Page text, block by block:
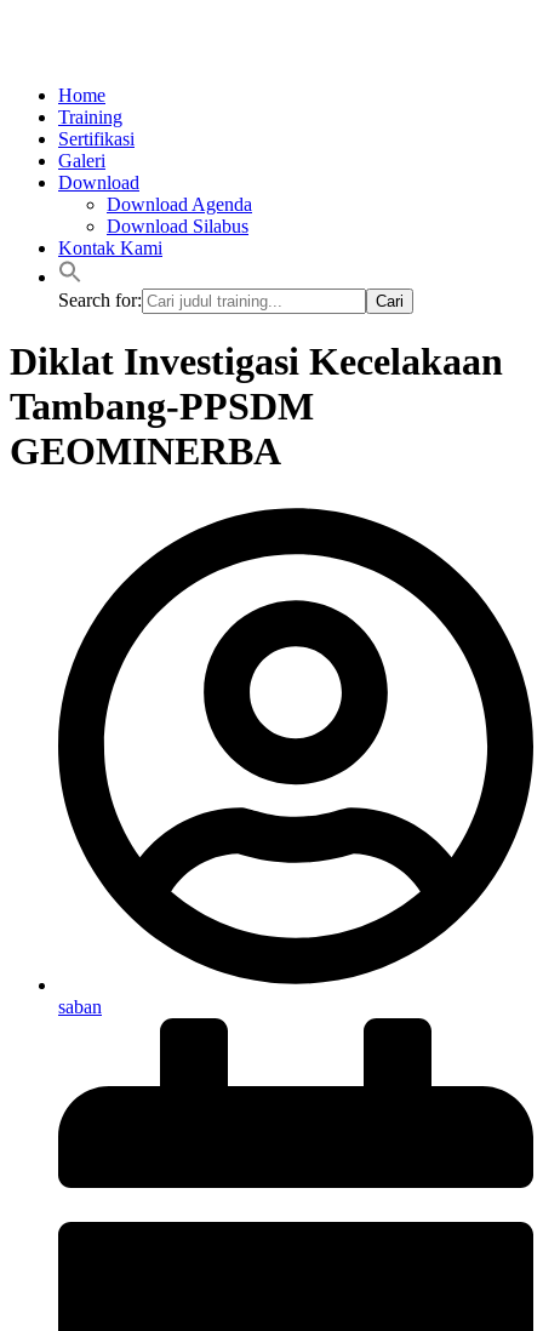
Home
Training
Sertifikasi
Galeri
Download
Download Agenda
Download Silabus
Kontak Kami
Search for:
Diklat Investigasi Kecelakaan
Tambang-PPSDM
GEOMINERBA
saban